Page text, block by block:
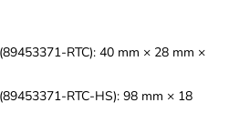
RTC): 40 mm × 28 mm ×
RTC-HS): 98 mm × 18